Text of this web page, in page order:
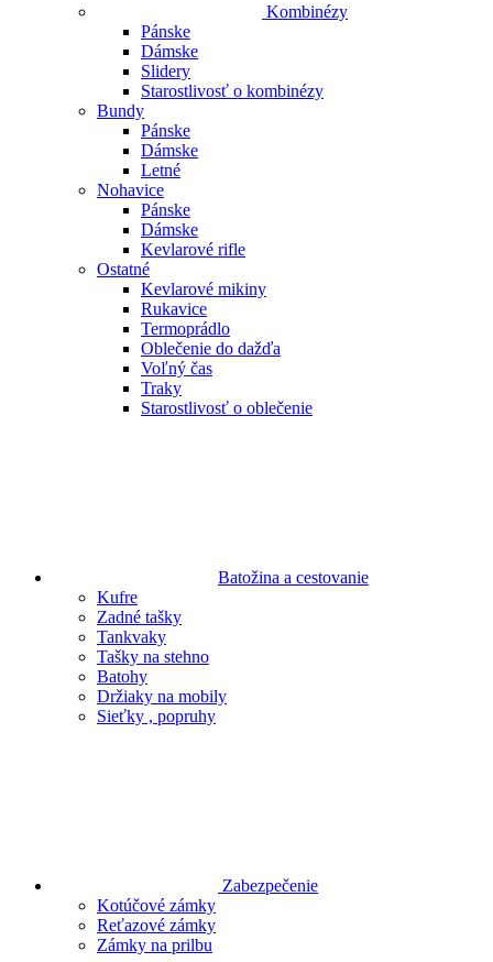
Kombinézy
Pánske
Dámske
Slidery
Starostlivosť o kombinézy
Bundy
Pánske
Dámske
Letné
Nohavice
Pánske
Dámske
Kevlarové rifle
Ostatné
Kevlarové mikiny
Rukavice
Termoprádlo
Oblečenie do dažďa
Voľný čas
Traky
Starostlivosť o oblečenie
Batožina a cestovanie
Kufre
Zadné tašky
Tankvaky
Tašky na stehno
Batohy
Držiaky na mobily
Sieťky , popruhy
Zabezpečenie
Kotúčové zámky
Reťazové zámky
Zámky na prilbu